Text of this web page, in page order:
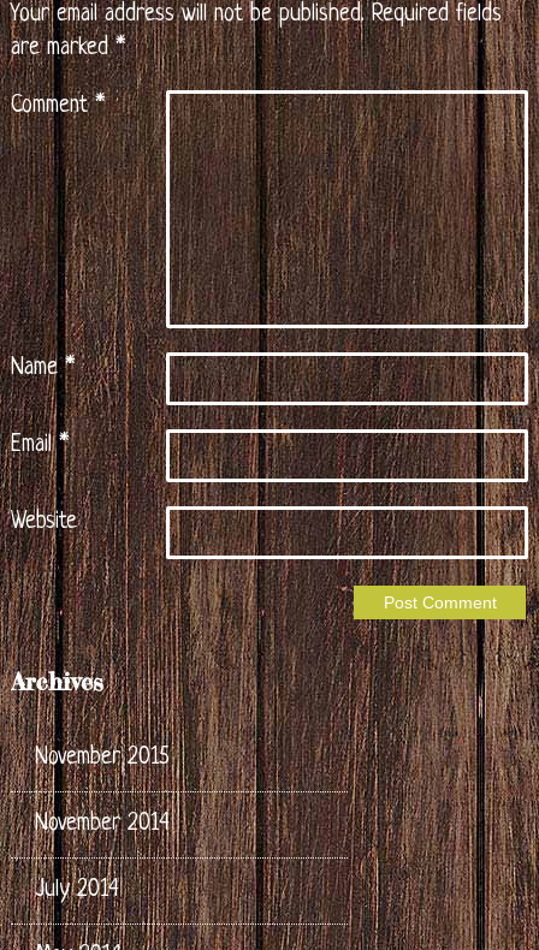
Your email address will not be published. Required fields
are marked*
Comment*
Name*
Email*
Website
Archives
November 2015
November 2014
July 2014